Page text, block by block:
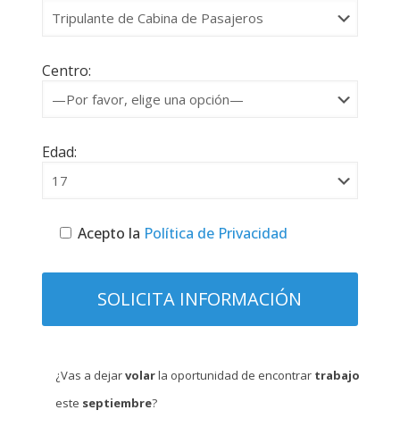
Centro:
Edad:
Acepto la Política de Privacidad
¿Vas a dejarvolarla oportunidad de encontrar trabajo
este septiembre?